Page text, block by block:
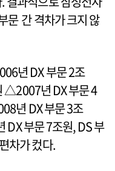
문 간 격차가 크지 않
년 DX 부문 2조
△2007년 DX 부문 4
년 DX 부문 3조
부문 7조원, DS 부
차가 컸다.